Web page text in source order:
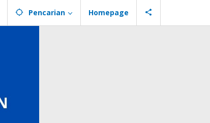
Pencarian Homepage